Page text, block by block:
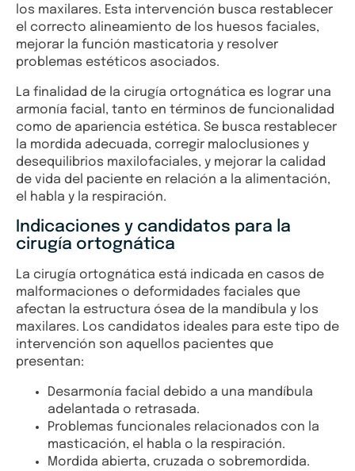
los maxilares. Esta intervención busca restablecer
el correcto alineamiento de los huesos faciales,
mejorar la función masticatoria y resolver
problemas estéticos asociados.
La finalidad de la cirugía ortognática es lograr una
armonía facial, tanto en términos de funcionalidad
como de apariencia estética. Se busca restablecer
la mordida adecuada, corregir maloclusiones y
desequilibrios maxilofaciales, y mejorar la calidad
de vida del paciente en relación a la alimentación,
el habla y la respiración.
Indicaciones y candidatos para la
cirugía ortognática
La cirugía ortognática está indicada en casos de
malformaciones o deformidades faciales que
afectan la estructura ósea de la mandíbula y los
maxilares. Los candidatos ideales para este tipo de
intervención son aquellos pacientes que
presentan:
Desarmonía facial debido a una mandíbula
adelantada o retrasada.
Problemas funcionales relacionados con la
masticación, el habla o la respiración.
Mordida abierta, cruzada o sobremordida.